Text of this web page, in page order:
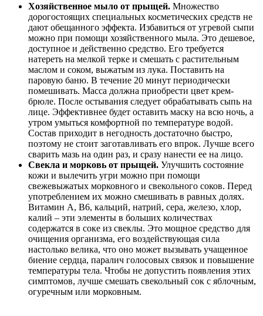
Хозяйственное мыло от прыщей. Множество
дорогостоящих специальных косметических средств не
дают обещанного эффекта. Избавиться от угревой сыпи
можно при помощи хозяйственного мыла. Это дешевое,
доступное и действенно средство. Его требуется
натереть на мелкой терке и смешать с растительным
маслом и соком, выжатым из лука. Поставить на
паровую баню. В течение 20 минут периодически
помешивать. Масса должна приобрести цвет крем-
брюле. После остывания следует обрабатывать сыпь на
лице. Эффективнее будет оставить маску на всю ночь, а
утром умыться комфортной по температуре водой.
Состав приходит в негодность достаточно быстро,
поэтому не стоит заготавливать его впрок. Лучше всего
сварить мазь на один раз, и сразу нанести ее на лицо.
Свекла и морковь от прыщей. Улучшить состояние
кожи и вылечить угри можно при помощи
свежевыжатых морковного и свекольного соков. Перед
употреблением их можно смешивать в равных долях.
Витамин А, В6, кальций, натрий, сера, железо, хлор,
калий – эти элементы в больших количествах
содержатся в соке из свеклы. Это мощное средство для
очищения организма, его воздействующая сила
настолько велика, что оно может вызывать учащенное
биение сердца, паралич голосовых связок и повышение
температуры тела. Чтобы не допустить появления этих
симптомов, лучше смешать свекольный сок с яблочным,
огуречным или морковным.